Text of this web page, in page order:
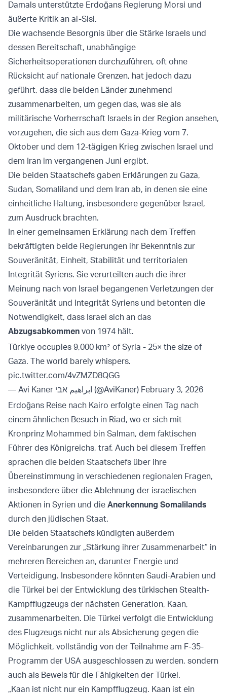
Damals unterstützte Erdoğans Regierung Morsi und
äußerte Kritik an al-Sisi.
Die wachsende Besorgnis über die Stärke Israels und
dessen Bereitschaft, unabhängige
Sicherheitsoperationen durchzuführen, oft ohne
Rücksicht auf nationale Grenzen, hat jedoch dazu
geführt, dass die beiden Länder zunehmend
zusammenarbeiten, um gegen das, was sie als
militärische Vorherrschaft Israels in der Region ansehen,
vorzugehen, die sich aus dem Gaza-Krieg vom 7.
Oktober und dem 12-tägigen Krieg zwischen Israel und
dem Iran im vergangenen Juni ergibt.
Die beiden Staatschefs gaben Erklärungen zu Gaza,
Sudan, Somaliland und dem Iran ab, in denen sie eine
einheitliche Haltung, insbesondere gegenüber Israel,
zum Ausdruck brachten.
In einer gemeinsamen Erklärung nach dem Treffen
bekräftigten beide Regierungen ihr Bekenntnis zur
Souveränität, Einheit, Stabilität und territorialen
Integrität Syriens. Sie verurteilten auch die ihrer
Meinung nach von Israel begangenen Verletzungen der
Souveränität und Integrität Syriens und betonten die
Notwendigkeit, dass Israel sich an das
Abzugsabkommen von 1974 hält.
Türkiye occupies 9,000 km² of Syria - 25× the size of
Gaza. The world barely whispers.
pic.twitter.com/4vZMZD8QGG
— Avi Kaner ابراهيم אבי (@AviKaner) February 3, 2026
Erdoğans Reise nach Kairo erfolgte einen Tag nach
einem ähnlichen Besuch in Riad, wo er sich mit
Kronprinz Mohammed bin Salman, dem faktischen
Führer des Königreichs, traf. Auch bei diesem Treffen
sprachen die beiden Staatschefs über ihre
Übereinstimmung in verschiedenen regionalen Fragen,
insbesondere über die Ablehnung der israelischen
Aktionen in Syrien und die Anerkennung Somalilands
durch den jüdischen Staat.
Die beiden Staatschefs kündigten außerdem
Vereinbarungen zur „Stärkung ihrer Zusammenarbeit” in
mehreren Bereichen an, darunter Energie und
Verteidigung. Insbesondere könnten Saudi-Arabien und
die Türkei bei der Entwicklung des türkischen Stealth-
Kampfflugzeugs der nächsten Generation, Kaan,
zusammenarbeiten. Die Türkei verfolgt die Entwicklung
des Flugzeugs nicht nur als Absicherung gegen die
Möglichkeit, vollständig von der Teilnahme am F-35-
Programm der USA ausgeschlossen zu werden, sondern
auch als Beweis für die Fähigkeiten der Türkei.
„Kaan ist nicht nur ein Kampfflugzeug. Kaan ist ein